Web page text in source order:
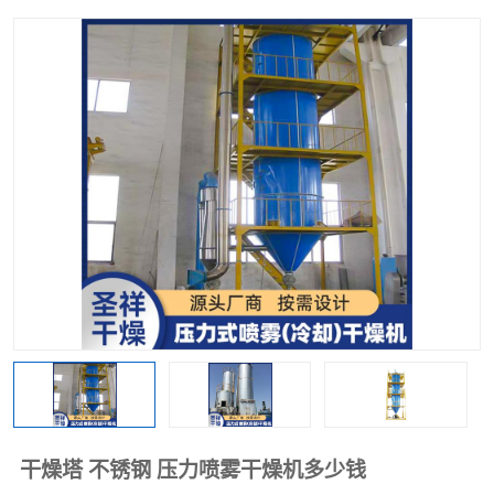
干燥塔 不锈钢 压力喷雾干燥机多少钱
带式干燥机
单锥螺带真空干燥机 沸腾干燥机
方形圆形真空干燥机 真空耙式干燥机
热风循环烘箱 喷雾干燥机
振动流化床干燥机 盘式干燥机